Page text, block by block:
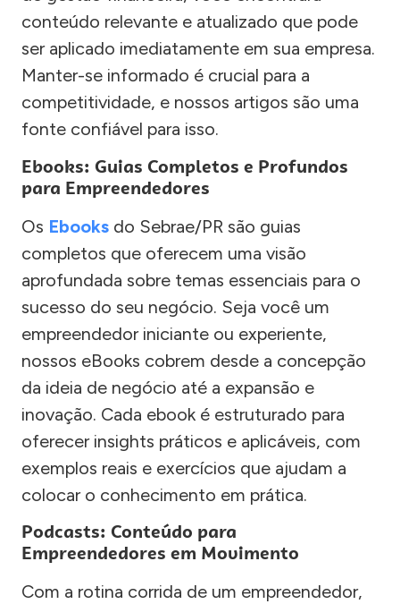
conteúdo relevante e atualizado que pode
ser aplicado imediatamente em sua empresa.
Manter-se informado é crucial para a
competitividade, e nossos artigos são uma
fonte confiável para isso.
Ebooks: Guias Completos e Profundos
para Empreendedores
Os Ebooks do Sebrae/PR são guias
completos que oferecem uma visão
aprofundada sobre temas essenciais para o
sucesso do seu negócio. Seja você um
empreendedor iniciante ou experiente,
nossos eBooks cobrem desde a concepção
da ideia de negócio até a expansão e
inovação. Cada ebook é estruturado para
oferecer insights práticos e aplicáveis, com
exemplos reais e exercícios que ajudam a
colocar o conhecimento em prática.
Podcasts: Conteúdo para
Empreendedores em Movimento
Com a rotina corrida de um empreendedor,